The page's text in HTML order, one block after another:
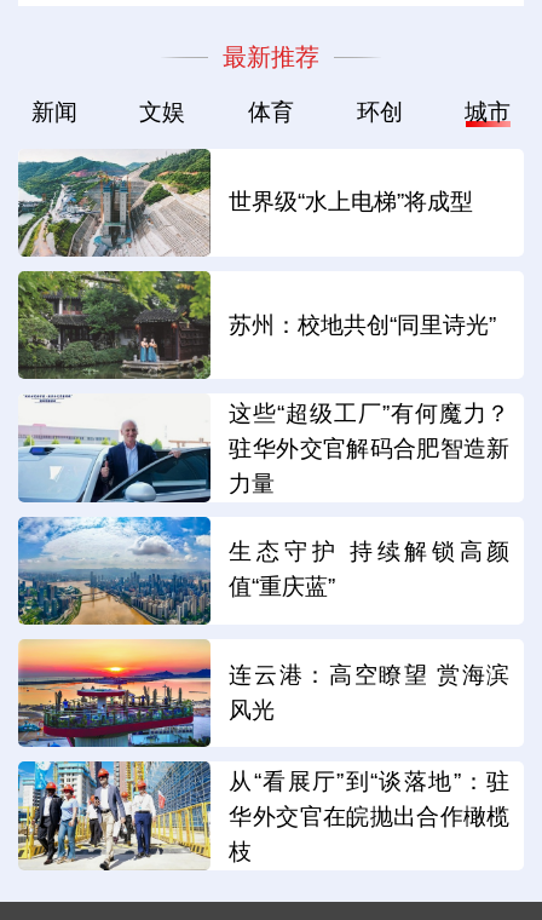
最新推荐
新闻 文娱 体育 环创 城市
世界级“水上电梯”将成型
苏州：校地共创“同里诗光”
这些“超级工厂”有何魔力？
驻华外交官解码合肥智造新
力量
生态守护 持续解锁高颜
值“重庆蓝”
连云港：高空瞭望 赏海滨
风光
从“看展厅”到“谈落地”：驻
华外交官在皖抛出合作橄榄
枝